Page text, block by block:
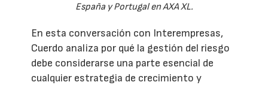
España y Portugal en AXA XL.
En esta conversación con Interempresas,
Cuerdo analiza por qué la gestión del riesgo
debe considerarse una parte esencial de
cualquier estrategia de crecimiento y